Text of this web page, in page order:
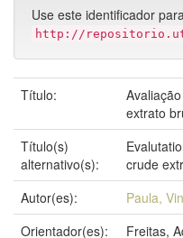
Use este identificador
http://
Título:
extrato
Título(s)
alternativo(s):
crude
Autor(es):
Paula,
Orientador(es):
Freitas,